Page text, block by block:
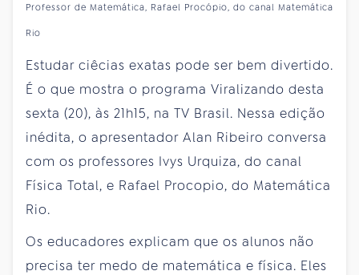
Professor de Matemática, Rafael Procópio, do canal Matemática
Rio
Estudar ciêcias exatas pode ser bem divertido.
É o que mostra o programa Viralizando desta
sexta (20), às 21h15, na TV Brasil. Nessa edição
inédita, o apresentador Alan Ribeiro conversa
com os professores Ivys Urquiza, do canal
Física Total, e Rafael Procopio, do Matemática
Rio.
Os educadores explicam que os alunos não
precisa ter medo de matemática e física. Eles